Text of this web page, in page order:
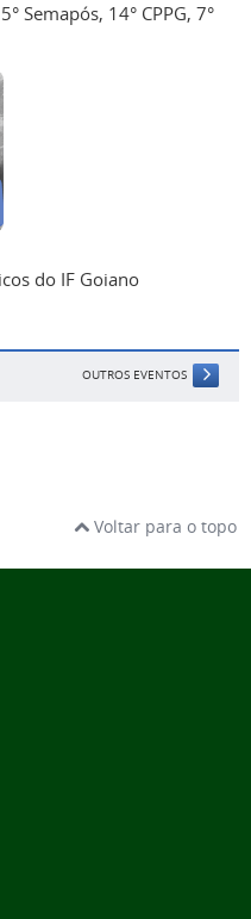
Semapós, 14° CPPG, 7°
do IF Goiano
OUTROS EVENTOS
Voltar para o topo